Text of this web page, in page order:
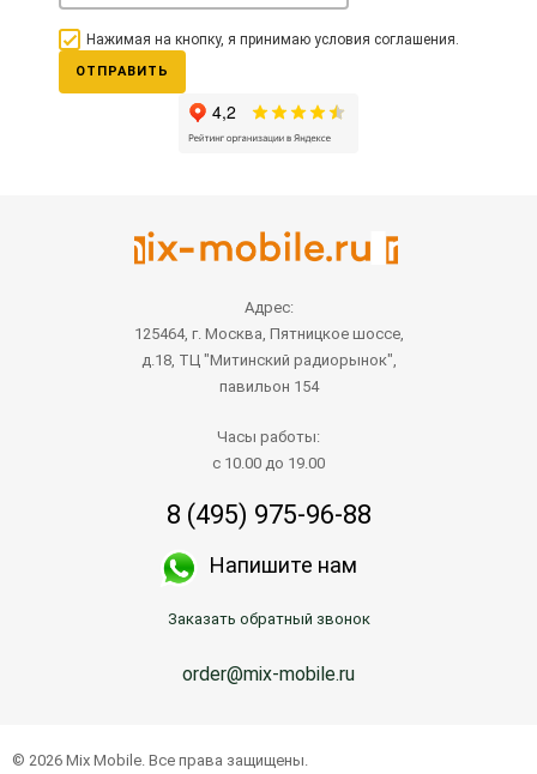
Написать продавцу
Нажимая на кнопку, я принимаю условия соглашения.
ОТПРАВИТЬ
Адрес:
125464, г. Москва, Пятницкое шоссе,
д.18, ТЦ "Митинский радиорынок",
павильон 154
Часы работы:
с 10.00 до 19.00
8 (495) 975-96-88
Напишите нам
Заказать обратный звонок
order@mix-mobile.ru
© 2026 Mix Mobile. Все права защищены.